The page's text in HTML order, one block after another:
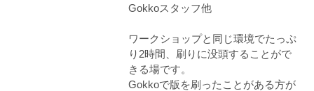
Gokkoスタッフ他
ワークショップと同じ環境でたっぷ
り2時間、刷りに没頭することがで
きる場です。
Gokkoで版を刷ったことがある方が